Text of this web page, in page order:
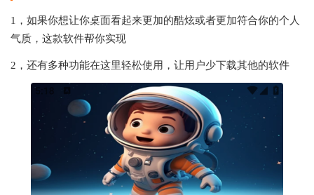
1，如果你想让你桌面看起来更加的酷炫或者更加符合你的个人
气质，这款软件帮你实现
2，还有多种功能在这里轻松使用，让用户少下载其他的软件